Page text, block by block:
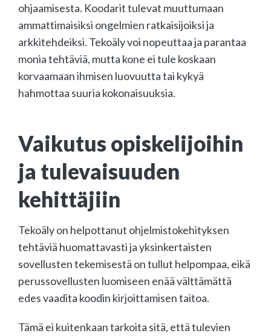
ohjaamisesta. Koodarit tulevat muuttumaan
ammattimaisiksi ongelmien ratkaisijoiksi ja
arkkitehdeiksi. Tekoäly voi nopeuttaa ja parantaa
monia tehtäviä, mutta kone ei tule koskaan
korvaamaan ihmisen luovuutta tai kykyä
hahmottaa suuria kokonaisuuksia.
Vaikutus opiskelijoihin
ja tulevaisuuden
kehittäjiin
Tekoäly on helpottanut ohjelmistokehityksen
tehtäviä huomattavasti ja yksinkertaisten
sovellusten tekemisestä on tullut helpompaa, eikä
perussovellusten luomiseen enää välttämättä
edes vaadita koodin kirjoittamisen taitoa.
Tämä ei kuitenkaan tarkoita sitä, että tulevien